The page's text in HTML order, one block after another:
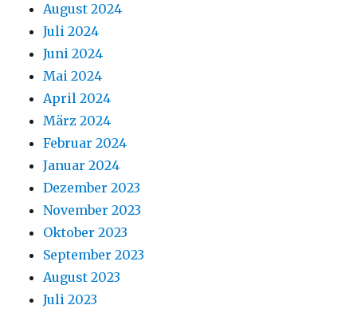
August 2024
Juli 2024
Juni 2024
Mai 2024
April 2024
März 2024
Februar 2024
Januar 2024
Dezember 2023
November 2023
Oktober 2023
September 2023
August 2023
Juli 2023